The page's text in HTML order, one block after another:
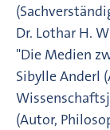
Dr. Lothar H.
"Die Medien
Sibylle Anderl
(Autor,